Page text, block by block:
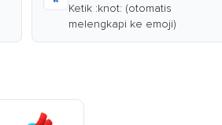
Ketik :knot: (otomatis
melengkapi ke emoji)